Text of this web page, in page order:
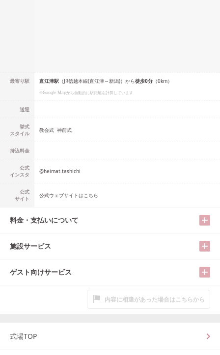
最寄り駅 直江津駅 （JR信越本線(直江津～新潟)） から徒歩0分 （0km）
※Google Mapから自動的に駅距離を計算しています
送迎
挙式
スタイル
教会式 神前式
持込料金
公式
インスタ
@heimat.tashichi
公式
サイト
公式ウェブサイトはこちら
料金・支払いについて
施設サービス
ゲスト向けサービス
内容に相違があった場合はこちらから
式場TOP